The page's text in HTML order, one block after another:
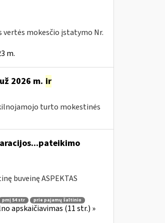
mokesčio įstatymo Nr.
m.
2026 m. ir
turto mokestinės
buveinę ASPEKTAS
pmį 54 str prie pajamų šaltinio
apskaičiavimas (11 str.) »